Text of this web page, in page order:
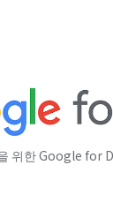
위한 Google for